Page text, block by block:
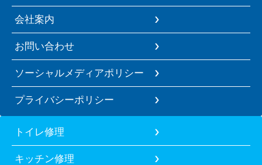
会社案内
お問い合わせ
ソーシャルメディアポリシー
プライバシーポリシー
トイレ修理
キッチン修理